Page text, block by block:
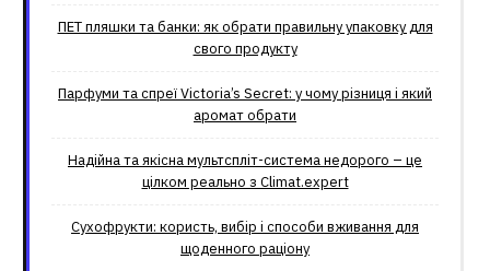
ПЕТ пляшки та банки: як обрати правильну упаковку для
свого продукту
Парфуми та спреї Victoria’s Secret: у чому різниця і який
аромат обрати
Надійна та якісна мультспліт-система недорого – це
цілком реально з Climat.еxpert
Сухофрукти: користь, вибір і способи вживання для
щоденного раціону